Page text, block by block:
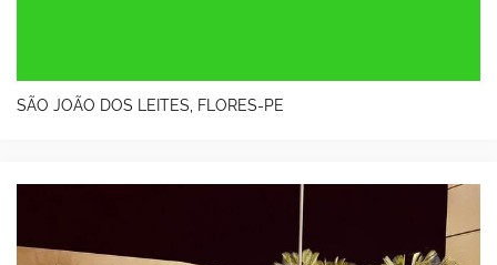
SÃO JOÃO DOS LEITES, FLORES-PE